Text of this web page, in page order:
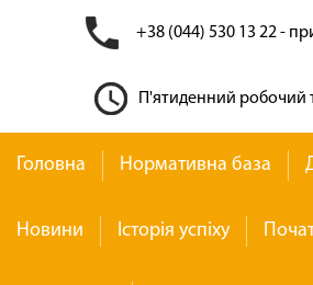
+38 (044) 530 13 22 -
П'ятиденний робочий
Головна Нормативна база
Новини Історія успіху